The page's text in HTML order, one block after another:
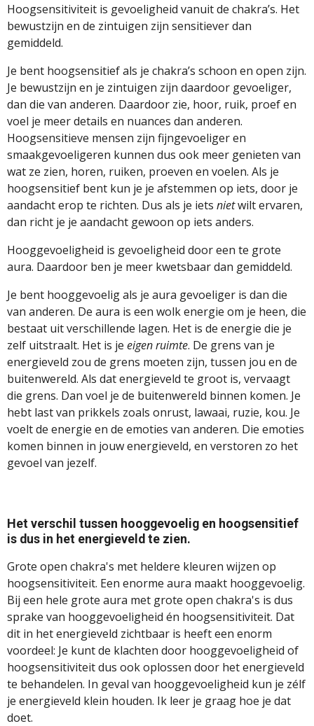
Hoogsensitiviteit is gevoeligheid vanuit de chakra’s. Het
bewustzijn en de zintuigen zijn sensitiever dan
gemiddeld.
Je bent hoogsensitief als je chakra’s schoon en open zijn.
Je bewustzijn en je zintuigen zijn daardoor gevoeliger,
dan die van anderen. Daardoor zie, hoor, ruik, proef en
voel je meer details en nuances dan anderen.
Hoogsensitieve mensen zijn fijngevoeliger en
smaakgevoeligeren kunnen dus ook meer genieten van
wat ze zien, horen, ruiken, proeven en voelen. Als je
hoogsensitief bent kun je je afstemmen op iets, door je
aandacht erop te richten. Dus als je iets nietwilt ervaren,
dan richt je je aandacht gewoon op iets anders.
Hooggevoeligheid is gevoeligheid door een te grote
aura. Daardoor ben je meer kwetsbaar dan gemiddeld.
Je bent hooggevoelig als je aura gevoeliger is dan die
van anderen. De aura is een wolk energie om je heen, die
bestaat uit verschillende lagen. Het is de energie die je
zelf uitstraalt. Het is je eigen ruimte. De grens van je
energieveld zou de grens moeten zijn, tussen jou en de
buitenwereld. Als dat energieveld te groot is, vervaagt
die grens. Dan voel je de buitenwereld binnen komen. Je
hebt last van prikkels zoals onrust, lawaai, ruzie, kou. Je
voelt de energie en de emoties van anderen. Die emoties
komen binnen in jouw energieveld, en verstoren zo het
gevoel van jezelf.
Het verschil tussen hooggevoelig en hoogsensitief
is dus in het energieveld te zien.
Grote open chakra's met heldere kleuren wijzen op
hoogsensitiviteit. Een enorme aura maakt hooggevoelig.
Bij een hele grote aura met grote open chakra's is dus
sprake van hooggevoeligheid én hoogsensitiviteit. Dat
dit in het energieveld zichtbaar is heeft een enorm
voordeel: Je kunt de klachten door hooggevoeligheid of
hoogsensitiviteit dus ook oplossen door het energieveld
te behandelen. In geval van hooggevoeligheid kun je zélf
je energieveld klein houden. Ik leer je graag hoe je dat
doet.